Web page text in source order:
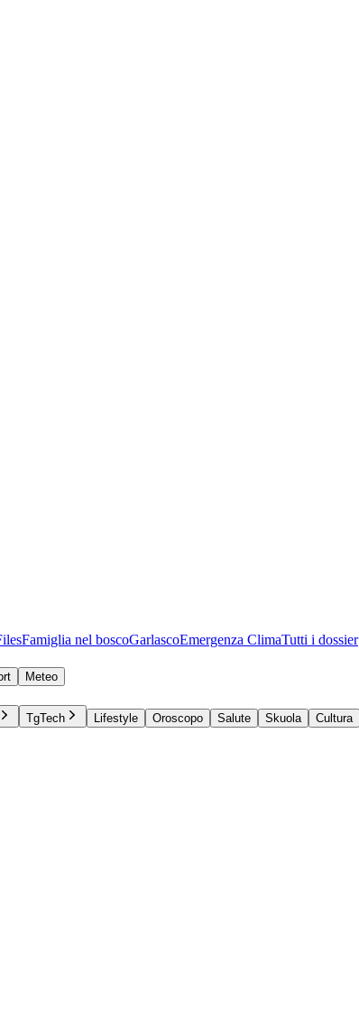
Famiglia nel boscoGarlascoEmergenza ClimaTutti i dossier
Meteo
TgTech Lifestyle Oroscopo Salute Skuola Cultura